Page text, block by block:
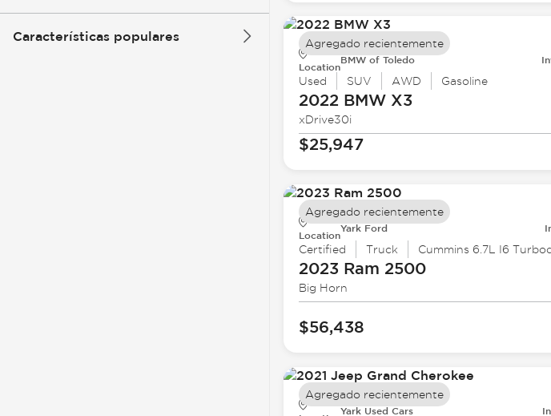
Características populares
Location
BMW of Toledo
Used SUV AWD Gasoline
2022 BMWX3
xDrive30i
$25,947
Agregado recientemente
Location
Yark Ford
Certified Truck Cummins 6.7L I6
2023 Ram 2500
Big Horn
$56,438
Agregado recientemente
Yark Used Cars
Agregado recientemente